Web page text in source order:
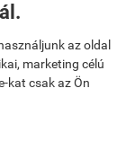
az oldal
marketing célú
kat csak az Ön